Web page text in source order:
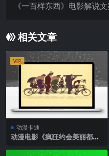
《一百样东西》电影解说
相关文章
VIP
动漫卡通
动漫电影《疯狂约会美丽都》